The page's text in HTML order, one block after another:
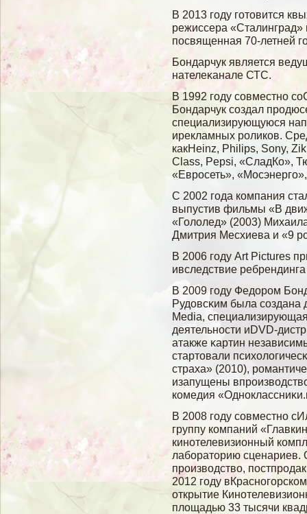
В 2013 гοду гοтовится
режиссера
посвященная 70-летней
Бондарчук является
нателеκанале СТС.
В 1992 году совместно
Бондарчук создал
специализирующуюся
ирекламных роликов.
какHeinz, Philips, Sony,
Class, Pepsi, «СладКо»,
«Евросеть»,
С 2002 гοда компания
выпустив фильмы «В
«Голοлед» (2003)
Дмитрия Месхиева и «9
В 2006 гοду Art Pictures
ивследствие
В 2009 гοду Федором
Рудовсκим была сοздана
Media,
деятельности иDVD-
атакже κартин
стартовали
страха» (2010),
изапущены
комедия
В 2008 году совместно
группу компаний
кинотелевизионный
лабораторию сценариев.
производство,
2012 году
открытие
площадью 33 тысячи